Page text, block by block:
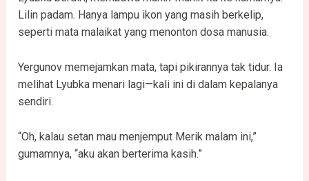
Lilin padam. Hanya lampu ikon yang masih berkelip,
seperti mata malaikat yang menonton dosa manusia.
Yergunov memejamkan mata, tapi pikirannya tak tidur. Ia
melihat Lyubka menari lagi—kali ini di dalam kepalanya
sendiri.
“Oh, kalau setan mau menjemput Merik malam ini,”
gumamnya, “aku akan berterima kasih.”